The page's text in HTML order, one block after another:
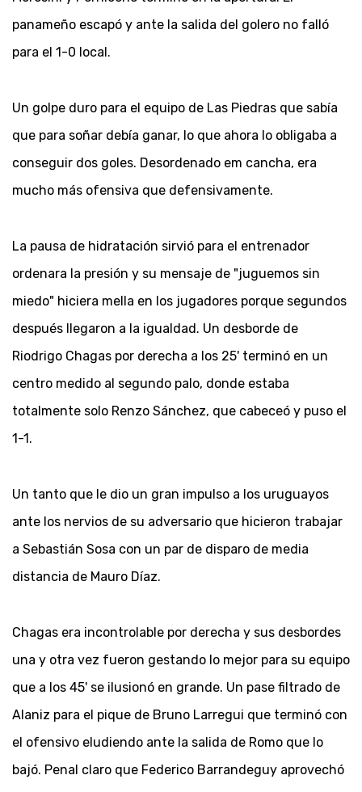
panameño escapó y ante la salida del golero no falló
para el 1-0 local.
Un golpe duro para el equipo de Las Piedras que sabía
que para soñar debía ganar, lo que ahora lo obligaba a
conseguir dos goles. Desordenado em cancha, era
mucho más ofensiva que defensivamente.
La pausa de hidratación sirvió para el entrenador
ordenara la presión y su mensaje de "juguemos sin
miedo" hiciera mella en los jugadores porque segundos
después llegaron a la igualdad. Un desborde de
Riodrigo Chagas por derecha a los 25' terminó en un
centro medido al segundo palo, donde estaba
totalmente solo Renzo Sánchez, que cabeceó y puso el
1-1.
Un tanto que le dio un gran impulso a los uruguayos
ante los nervios de su adversario que hicieron trabajar
a Sebastián Sosa con un par de disparo de media
distancia de Mauro Díaz.
Chagas era incontrolable por derecha y sus desbordes
una y otra vez fueron gestando lo mejor para su equipo
que a los 45' se ilusionó en grande. Un pase filtrado de
Alaniz para el pique de Bruno Larregui que terminó con
el ofensivo eludiendo ante la salida de Romo que lo
bajó. Penal claro que Federico Barrandeguy aprovechó